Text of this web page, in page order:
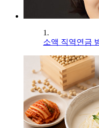
1.
소액 직역연금